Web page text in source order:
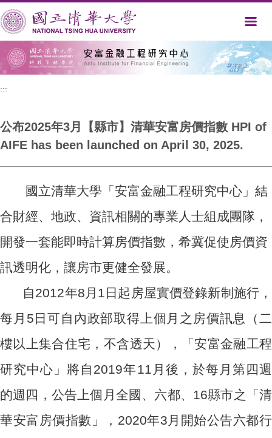
跳
到
主
要
內
容
:::
公布2025年3月【縣市】清華安富房價指數 HPI of
AIFE has been launched on April 30, 2025.
國立清華大學「安富金融工程研究中心」結
合財經、地政、資訊相關的專業人士組成團隊，
開發一套能即時計算房價指數，希冀促使房價資
訊透明化，讓房市更健全發展。
自2012年8月1日起房屋實價登錄新制施行，
每月5日可自內政部取得上個月之房價訊息（二
樓以上集合住宅，不含透天），「安富金融工程
研究中心」將自2019年11月後，於每月第四週
的週四，公告上個月全國、六都、16縣市之「清
華安富房價指數」，2020年3月開始公告六都行